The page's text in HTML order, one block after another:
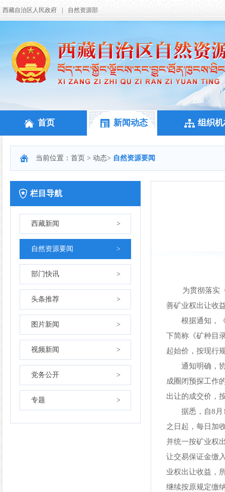
西藏自治区人民政府 自然资源部
首页 新闻动态 组织
当前位置： 首页 > 动态> 自然资源要闻
栏目导航
西藏新闻 >
自然资源要闻 >
部门快讯 >
头条推荐 >
图片新闻 >
视频新闻 >
党务公开 >
专题 >
为贯彻落实《
善矿业权出让收
根据通知，《
下简称《矿种目
起始价，按现行
通知明确，协
成圈闭预探工作
出让的成交价，
据悉，自8月1
之日起，每日加
并统一按矿业权
让交易保证金缴
业权出让收益，
继续按原规定缴